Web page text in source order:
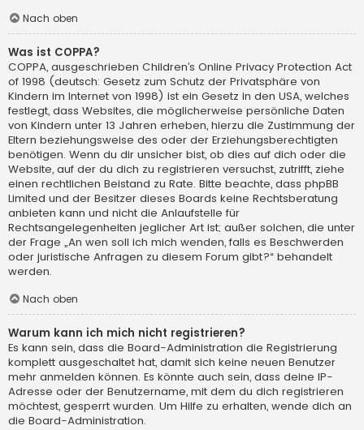
Nach oben
Was ist COPPA?
COPPA, ausgeschrieben Children’s Online Privacy Protection Act
of 1998 (deutsch: Gesetz zum Schutz der Privatsphäre von
Kindern im Internet von 1998) ist ein Gesetz in den USA, welches
festlegt, dass Websites, die möglicherweise persönliche Daten
von Kindern unter 13 Jahren erheben, hierzu die Zustimmung der
Eltern beziehungsweise des oder der Erziehungsberechtigten
benötigen. Wenn du dir unsicher bist, ob dies auf dich oder die
Website, auf der du dich zu registrieren versuchst, zutrifft, ziehe
einen rechtlichen Beistand zu Rate. Bitte beachte, dass phpBB
Limited und der Besitzer dieses Boards keine Rechtsberatung
anbieten kann und nicht die Anlaufstelle für
Rechtsangelegenheiten jeglicher Art ist; außer solchen, die unter
der Frage „An wen soll ich mich wenden, falls es Beschwerden
oder juristische Anfragen zu diesem Forum gibt?“ behandelt
werden.
Nach oben
Warum kann ich mich nicht registrieren?
Es kann sein, dass die Board-Administration die Registrierung
komplett ausgeschaltet hat, damit sich keine neuen Benutzer
mehr anmelden können. Es könnte auch sein, dass deine IP-
Adresse oder der Benutzername, mit dem du dich registrieren
möchtest, gesperrt wurden. Um Hilfe zu erhalten, wende dich an
die Board-Administration.